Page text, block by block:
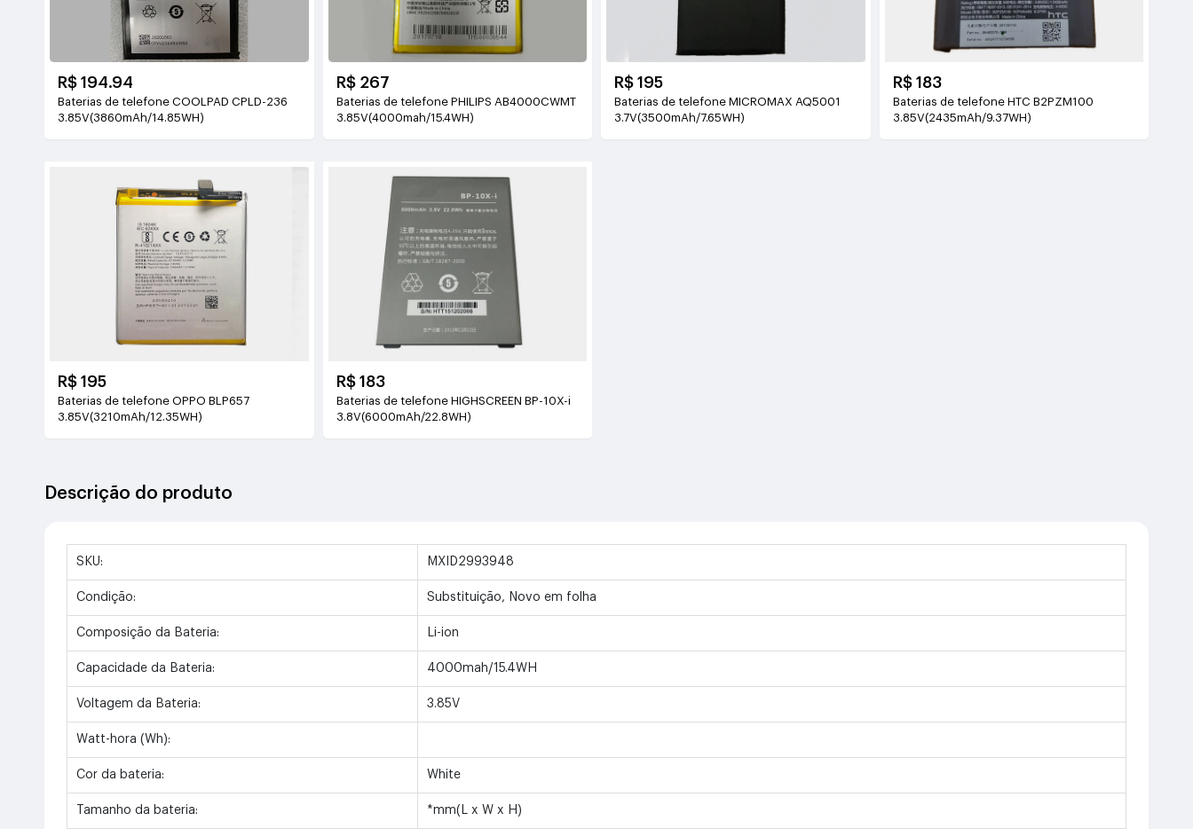
R$ 194.94
Baterias de telefone COOLPAD CPLD-236
3.85V(3860mAh/14.85WH)
R$ 267
Baterias de telefone PHILIPS AB4000CWMT
3.85V(4000mah/15.4WH)
R$ 195
Baterias de telefone MICROMAX AQ5001
3.7V(3500mAh/7.65WH)
R$ 183
Baterias de telefone HTC B2PZM100
3.85V(2435mAh/9.37WH)
R$ 195
Baterias de telefone OPPO BLP657
3.85V(3210mAh/12.35WH)
R$ 183
Baterias de telefone HIGHSCREEN BP-10X-i
3.8V(6000mAh/22.8WH)
Descrição do produto
SKU: MXID2993948
Condição: Substituição, Novo em folha
Composição da Bateria: Li-ion
Capacidade da Bateria: 4000mah/15.4WH
Voltagem da Bateria: 3.85V
Watt-hora (Wh):
Cor da bateria: White
Tamanho da bateria: *mm(L x W x H)